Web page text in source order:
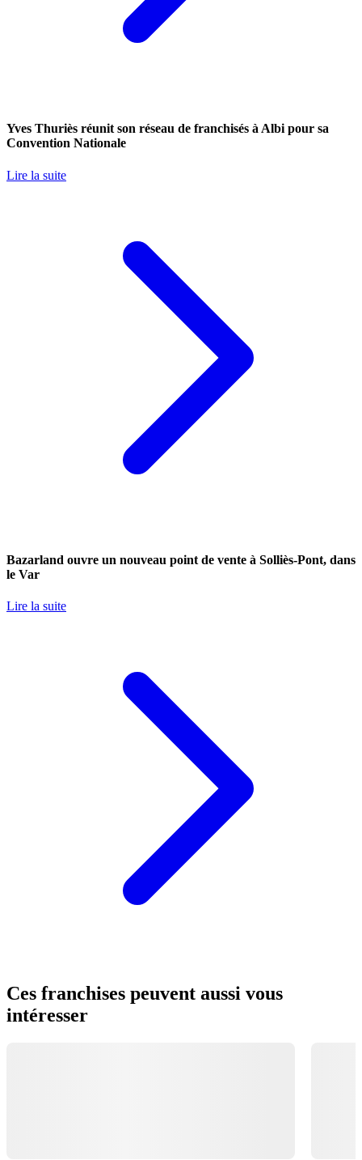
Yves Thuriès réunit son réseau de franchisés à Albi pour sa
Convention Nationale
Lire la suite
Bazarland ouvre un nouveau point de vente à Solliès-Pont, dans
le Var
Lire la suite
Ces franchises peuvent aussi vous
intéresser